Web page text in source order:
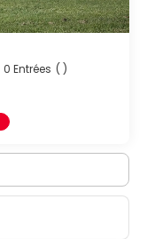
0 Entrées ( )